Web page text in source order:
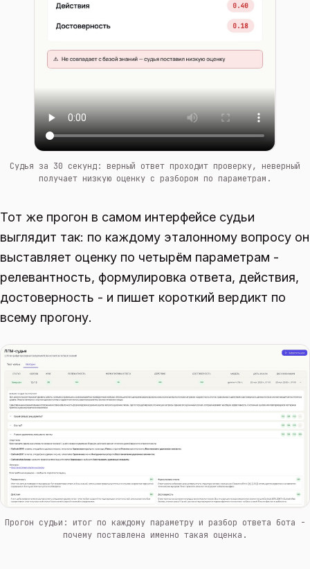
Судья за 30 секунд: верный ответ проходит проверку, неверный
получает низкую оценку с разбором по параметрам.
Тот же прогон в самом интерфейсе судьи
выглядит так: по каждому эталонному вопросу он
выставляет оценку по четырём параметрам -
релевантность, формулировка ответа, действия,
достоверность - и пишет короткий вердикт по
всему прогону.
Прогон судьи: итог по каждому параметру и разбор ответа бота -
почему поставлена именно такая оценка.